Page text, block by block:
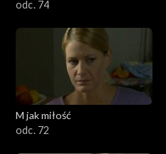
odc. 74
M jak miłość
odc. 72